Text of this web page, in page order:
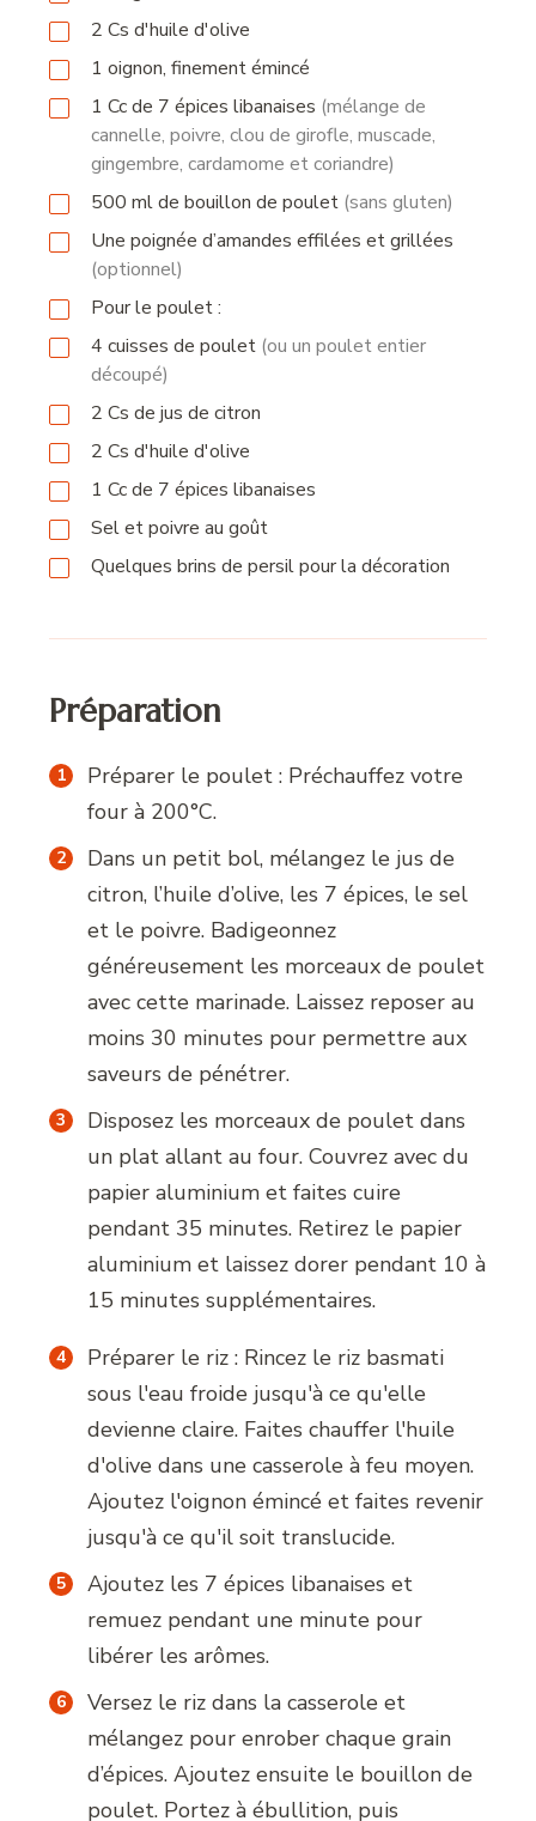
2 Cs d'huile d'olive
1 oignon, finement émincé
1 Ccde 7 épices libanaises (mélange de
cannelle, poivre, clou de girofle, muscade,
gingembre, cardamome et coriandre)
500 mlde bouillon de poulet (sans gluten)
Une poignée d’amandes effilées et grillées
(optionnel)
Pour le poulet :
4 cuisses de poulet (ou un poulet entier
découpé)
2 Cs de jus de citron
2 Cs d'huile d'olive
1 Ccde 7 épices libanaises
Sel et poivre au goût
Quelques brins de persil pour la décoration
Préparation
Préparer le poulet : Préchauffez votre
four à 200°C.
Dans un petit bol, mélangez le jus de
citron, l’huile d’olive, les 7 épices, le sel
et le poivre. Badigeonnez
généreusement les morceaux de poulet
avec cette marinade. Laissez reposer au
moins 30 minutes pour permettre aux
saveurs de pénétrer.
Disposez les morceaux de poulet dans
un plat allant au four. Couvrez avec du
papier aluminium et faites cuire
pendant 35 minutes. Retirez le papier
aluminium et laissez dorer pendant 10 à
15 minutes supplémentaires.
Préparer le riz : Rincez le riz basmati
sous l'eau froide jusqu'à ce qu'elle
devienne claire. Faites chauffer l'huile
d'olive dans une casserole à feu moyen.
Ajoutez l'oignon émincé et faites revenir
jusqu'à ce qu'il soit translucide.
Ajoutez les 7 épices libanaises et
remuez pendant une minute pour
libérer les arômes.
Versez le riz dans la casserole et
mélangez pour enrober chaque grain
d’épices. Ajoutez ensuite le bouillon de
poulet. Portez à ébullition, puis